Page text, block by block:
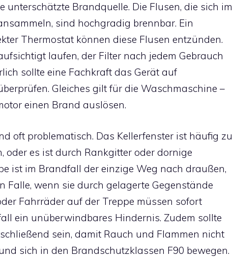
unterschätzte Brandquelle. Die Flusen, die sich im
sind hochgradig brennbar. Ein
Thermostat können diese Flusen entzünden.
laufen, der Filter nach jedem Gebrauch
sollte eine Fachkraft das Gerät auf
Gleiches gilt für die Waschmaschine –
einen Brand auslösen.
oft problematisch. Das Kellerfenster ist häufig zu
oder es ist durch Rankgitter oder dornige
ist im Brandfall der einzige Weg nach draußen,
Falle, wenn sie durch gelagerte Gegenstände
Fahrräder auf der Treppe müssen sofort
ein unüberwindbares Hindernis. Zudem sollte
sein, damit Rauch und Flammen nicht
sich in den Brandschutzklassen F90 bewegen.